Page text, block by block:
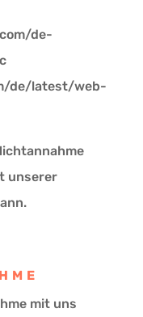
de-
de/latest/web-
unserer
mit uns